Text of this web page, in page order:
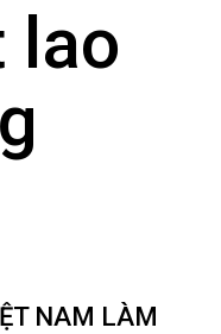
lao
NAM LÀM